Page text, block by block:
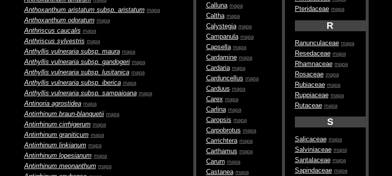
Anthoxanthum aristatumsubsp. aristatum mapa
Anthoxanthum odoratum mapa
Anthriscus caucalis mapa
Anthriscus sylvestris mapa
Anthyllis vulnerariasubsp. maura mapa
Anthyllis vulnerariasubsp. gandogeri mapa
Anthyllis vulnerariasubsp. lusitanica mapa
Anthyllis vulnerariasubsp. iberica mapa
Anthyllis vulnerariasubsp. sampaioana mapa
Antinoria agrostidea mapa
Antirrhinum braun-blanquetii mapa
Antirrhinum cirrhigerum mapa
Antirrhinum graniticum mapa
Antirrhinum linkianum mapa
Antirrhinum lopesianum mapa
Antirrhinum meonanthum mapa
Calluna mapa
Caltha mapa
Calystegia mapa
Campanula mapa
Capsella mapa
Cardamine mapa
Cardaria mapa
Carduncellus mapa
Carduus mapa
Carex mapa
Carlina mapa
Caropsis mapa
Carpobrotus mapa
Carrichtera mapa
Carthamus mapa
Carum mapa
Castanea mapa
Pteridaceae mapa
R
Ranunculaceae mapa
Resedaceae mapa
Rhamnaceae mapa
Rosaceae mapa
Rubiaceae mapa
Ruppiaceae mapa
Rutaceae mapa
S
Salicaceae mapa
Salviniaceae mapa
Santalaceae mapa
Sapindaceae mapa